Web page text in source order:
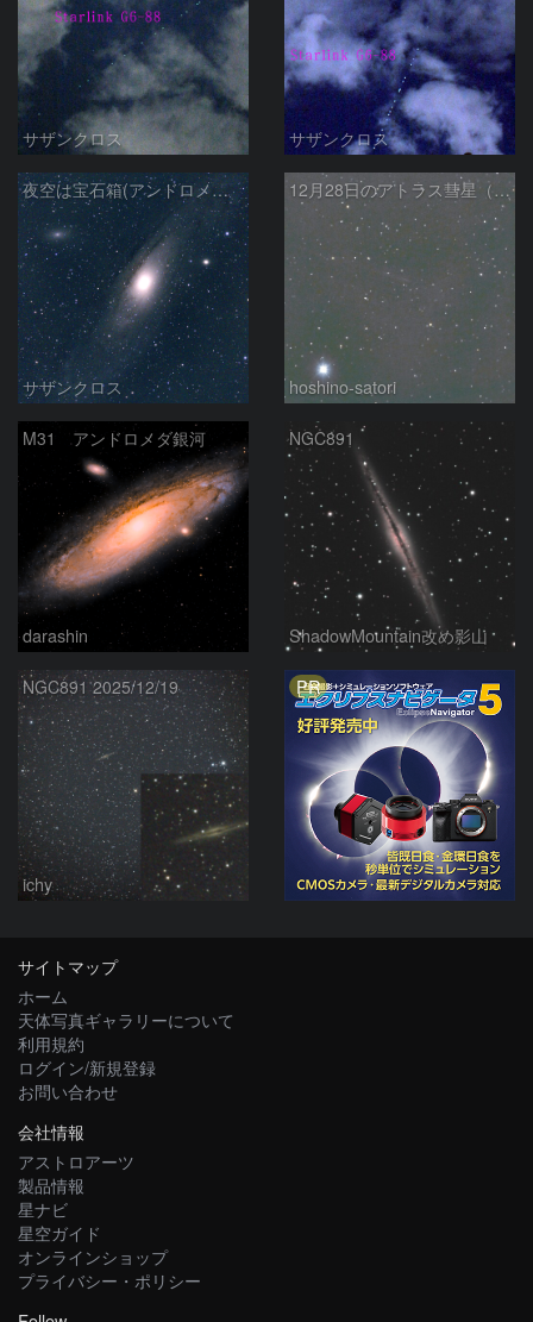
サザンクロス サザンクロス
夜空は宝石箱(アンドロメダ座大銀河 M31) Seestar50
サザンクロス
12月28日のアトラス彗星（C/2025K1）
hoshino-satori
M31 アンドロメダ銀河
darashin
NGC891
ShadowMountain改め影山
NGC891 2025/12/19
ichy
PR
サイトマップ
ホーム
天体写真ギャラリーについて
利用規約
ログイン/新規登録
お問い合わせ
会社情報
アストロアーツ
製品情報
星ナビ
星空ガイド
オンラインショップ
プライバシー・ポリシー